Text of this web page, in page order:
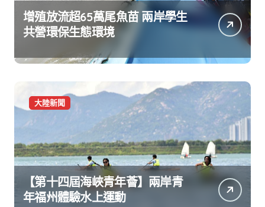
增殖放流超65萬尾魚苗 兩岸學生
共營環保生態環境
大陸新聞
【第十四屆海峽青年薈】兩岸青
年福州體驗水上運動